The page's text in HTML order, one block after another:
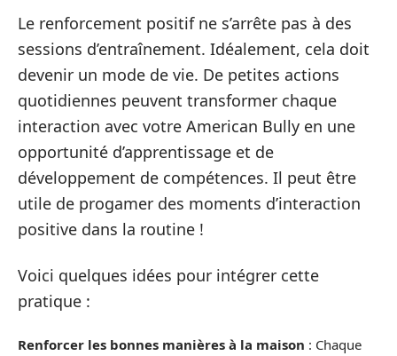
Le renforcement positif ne s’arrête pas à des
sessions d’entraînement. Idéalement, cela doit
devenir un mode de vie. De petites actions
quotidiennes peuvent transformer chaque
interaction avec votre American Bully en une
opportunité d’apprentissage et de
développement de compétences. Il peut être
utile de progamer des moments d’interaction
positive dans la routine !
Voici quelques idées pour intégrer cette
pratique :
Renforcer les bonnes manières à la maison : Chaque